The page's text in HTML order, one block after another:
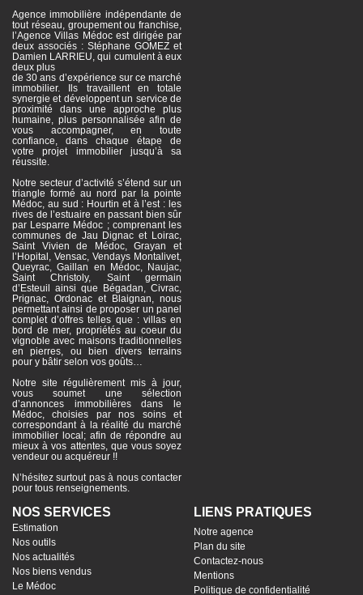
Agence immobilière indépendante de
tout réseau, groupement ou franchise,
l’Agence Villas Médoc est dirigée par
deux associés : Stéphane GOMEZ et
Damien LARRIEU, qui cumulent à eux
deux plus
de 30 ans d’expérience sur ce marché
immobilier. Ils travaillent en totale
synergie et développent un service de
proximité dans une approche plus
humaine, plus personnalisée afin de
vous accompagner, en toute
confiance, dans chaque étape de
votre projet immobilier jusqu’à sa
réussite.
Notre secteur d’activité s’étend sur un
triangle formé au nord par la pointe
Médoc, au sud : Hourtin et à l’est : les
rives de l’estuaire en passant bien sûr
par Lesparre Médoc ; comprenant les
communes de Jau Dignac et Loirac,
Saint Vivien de Médoc, Grayan et
l’Hopital, Vensac, Vendays Montalivet,
Queyrac, Gaillan en Médoc, Naujac,
Saint Christoly, Saint germain
d’Esteuil ainsi que Bégadan, Civrac,
Prignac, Ordonac et Blaignan, nous
permettant ainsi de proposer un panel
complet d’offres telles que : villas en
bord de mer, propriétés au coeur du
vignoble avec maisons traditionnelles
en pierres, ou bien divers terrains
pour y bâtir selon vos goûts…
Notre site régulièrement mis à jour,
vous soumet une sélection
d’annonces immobilières dans le
Médoc, choisies par nos soins et
correspondant à la réalité du marché
immobilier local; afin de répondre au
mieux à vos attentes, que vous soyez
vendeur ou acquéreur !!
N’hésitez surtout pas à nous contacter
pour tous renseignements.
NOS SERVICES
Estimation
Nos outils
Nos actualités
Nos biens vendus
Le Médoc
LIENS PRATIQUES
Notre agence
Plan du site
Contactez-nous
Mentions
Politique de confidentialité